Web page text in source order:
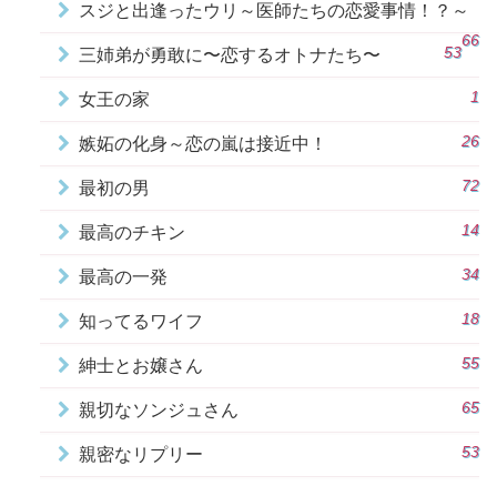
スジと出逢ったウリ～医師たちの恋愛事情！？～
66
三姉弟が勇敢に〜恋するオトナたち〜 53
女王の家 1
嫉妬の化身～恋の嵐は接近中！ 26
最初の男 72
最高のチキン 14
最高の一発 34
知ってるワイフ 18
紳士とお嬢さん 55
親切なソンジュさん 65
親密なリプリー 53